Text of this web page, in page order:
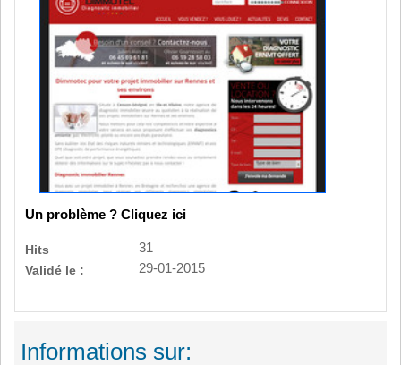
Un problème ? Cliquez ici
Hits
31
Validé le :
29-01-2015
Informations sur: